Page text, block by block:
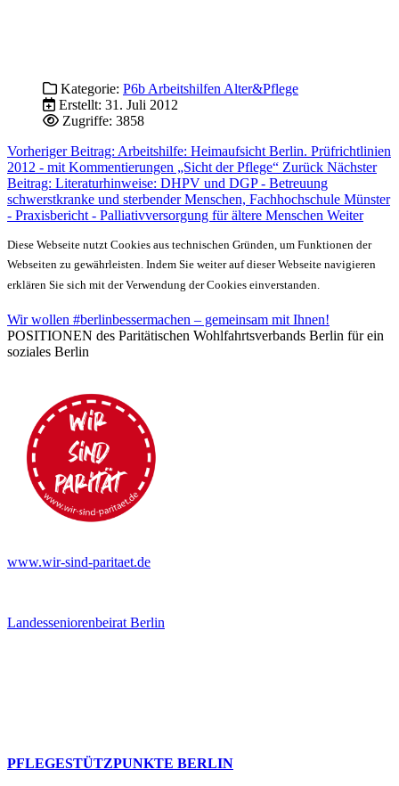
Kategorie: P6b Arbeitshilfen Alter&Pflege
Erstellt: 31. Juli 2012
Zugriffe: 3858
Vorheriger Beitrag: Arbeitshilfe: Heimaufsicht Berlin. Prüfrichtlinien
2012 - mit Kommentierungen „Sicht der Pflege“ Zurück Nächster
Beitrag: Literaturhinweise: DHPV und DGP - Betreuung
schwerstkranke und sterbender Menschen, Fachhochschule Münster
- Praxisbericht - Palliativversorgung für ältere Menschen Weiter
Diese Webseite nutzt Cookies aus technischen Gründen, um Funktionen der
Webseiten zu gewährleisten. Indem Sie weiter auf dieser Webseite navigieren
erklären Sie sich mit der Verwendung der Cookies einverstanden.
Wir wollen #berlinbessermachen – gemeinsam mit Ihnen!
POSITIONEN des Paritätischen Wohlfahrtsverbands Berlin für ein
soziales Berlin
www.wir-sind-paritaet.de
Landesseniorenbeirat Berlin
PFLEGESTÜTZPUNKTE BERLIN